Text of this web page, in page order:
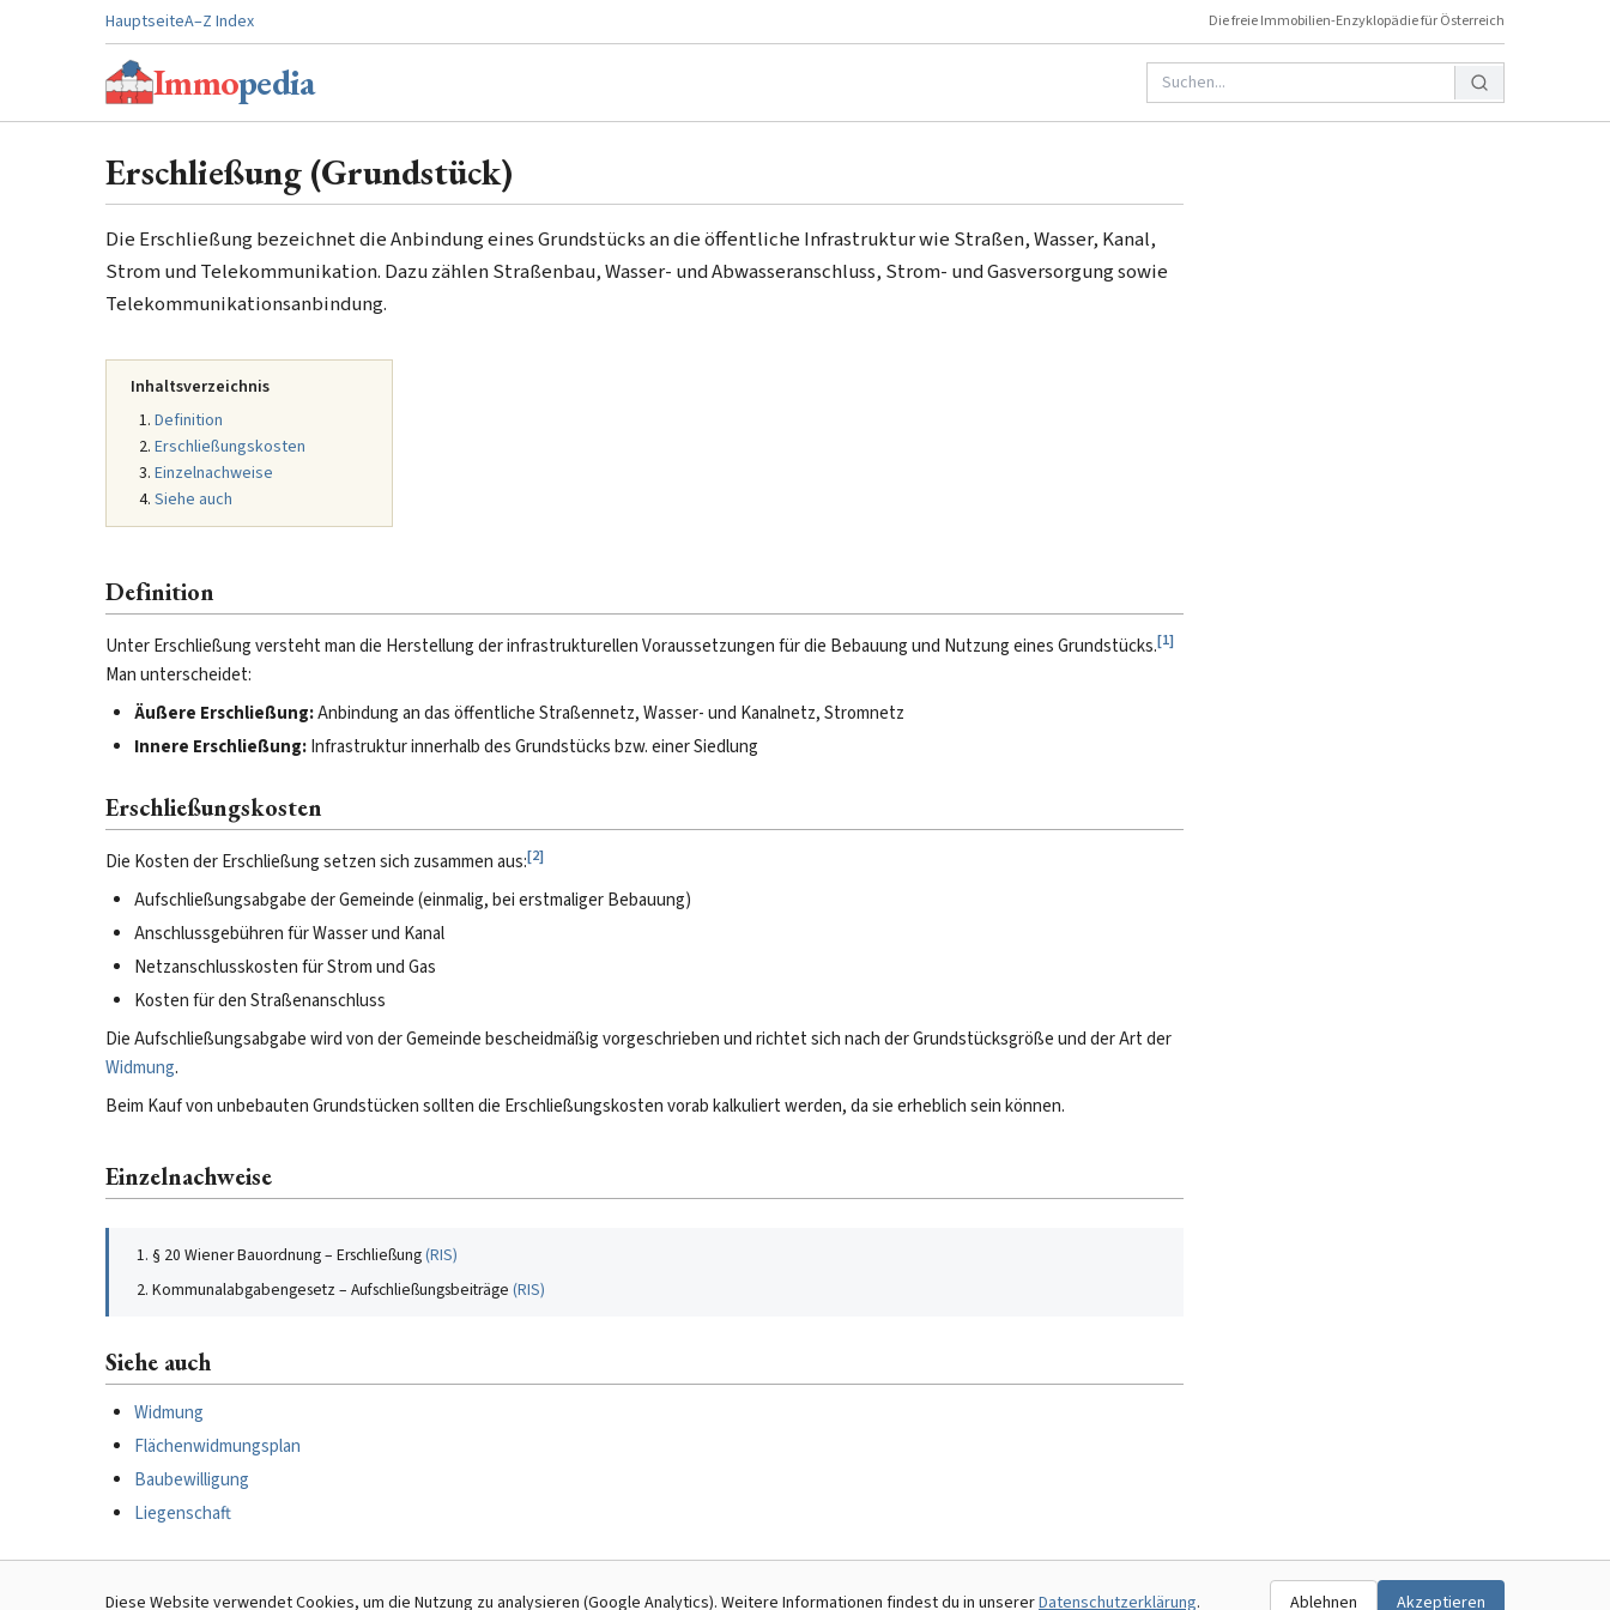
HauptseiteA–Z Index Die freie Immobilien-Enzyklopädie für Österreich
Immopedia
Erschließung (Grundstück)
Die Erschließung bezeichnet die Anbindung eines Grundstücks an die öffentliche Infrastruktur wie Straßen, Wasser, Kanal,
Strom und Telekommunikation. Dazu zählen Straßenbau, Wasser- und Abwasseranschluss, Strom- und Gasversorgung sowie
Telekommunikationsanbindung.
Inhaltsverzeichnis
Definition
Erschließungskosten
Einzelnachweise
Siehe auch
Definition
Unter Erschließung versteht man die Herstellung der infrastrukturellen Voraussetzungen für die Bebauung und Nutzung eines Grundstücks.[1]
Man unterscheidet:
Äußere Erschließung:Anbindung an das öffentliche Straßennetz, Wasser- und Kanalnetz, Stromnetz
Innere Erschließung:Infrastruktur innerhalb des Grundstücks bzw. einer Siedlung
Erschließungskosten
Die Kosten der Erschließung setzen sich zusammen aus:[2]
Aufschließungsabgabe der Gemeinde (einmalig, bei erstmaliger Bebauung)
Anschlussgebühren für Wasser und Kanal
Netzanschlusskosten für Strom und Gas
Kosten für den Straßenanschluss
Die Aufschließungsabgabe wird von der Gemeinde bescheidmäßig vorgeschrieben und richtet sich nach der Grundstücksgröße und der Art der
Widmung.
Beim Kauf von unbebauten Grundstücken sollten die Erschließungskosten vorab kalkuliert werden, da sie erheblich sein können.
Einzelnachweise
§ 20 Wiener Bauordnung – Erschließung(RIS)
Kommunalabgabengesetz – Aufschließungsbeiträge (RIS)
Siehe auch
Widmung
Flächenwidmungsplan
Baubewilligung
Liegenschaft
Kategorien:Baurecht|Liegenschaftsrecht |Infrastruktur
Diese Website verwendet Cookies, um die Nutzung zu analysieren (Google Analytics). Weitere Informationen findest du in unsererDatenschutzerklärung. Ablehnen Akzeptieren